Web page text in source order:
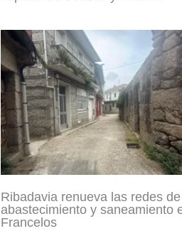
Ribadavia renueva las redes de
abastecimiento y saneamiento
Francelos